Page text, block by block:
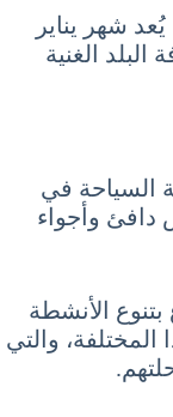
شهر يناير
البلد الغنية
السياحة في
دافئ وأجواء
الأنشطة
المختلفة، والتي